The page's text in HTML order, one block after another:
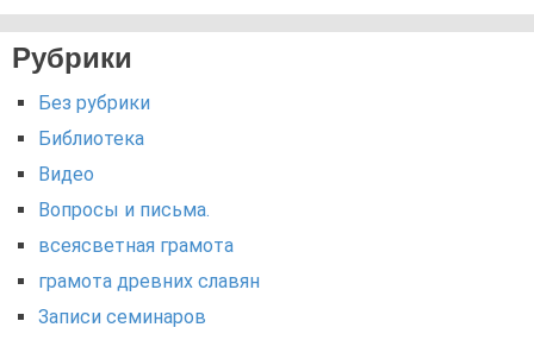
Рубрики
Без рубрики
Библиотека
Видео
Вопросы и письма.
всеясветная грамота
грамота древних славян
Записи семинаров